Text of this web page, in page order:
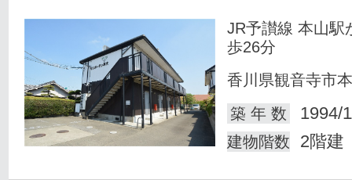
JR予讃線 本山駅
歩26分
香川県観音寺市
築 年 数
1994/
建物階数 2階建